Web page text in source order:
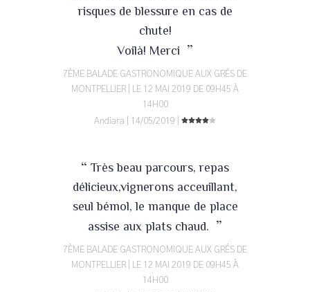
risques de blessure en cas de
chute!
Voilà! Merci ”
7ÈME BALADE GASTRONOMIQUE AUX GRÉS DE
MONTPELLIER | LE 12 MAI 2019 DE 09H45 À
14H00
Andiara | 14/05/2019 |
“ Très beau parcours, repas
délicieux,vignerons acceuillant,
seul bémol, le manque de place
assise aux plats chaud. ”
7ÈME BALADE GASTRONOMIQUE AUX GRÉS DE
MONTPELLIER | LE 12 MAI 2019 DE 09H45 À
14H00